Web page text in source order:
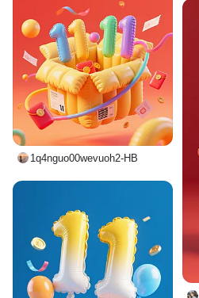
1q4nguo00wevuoh2-HB